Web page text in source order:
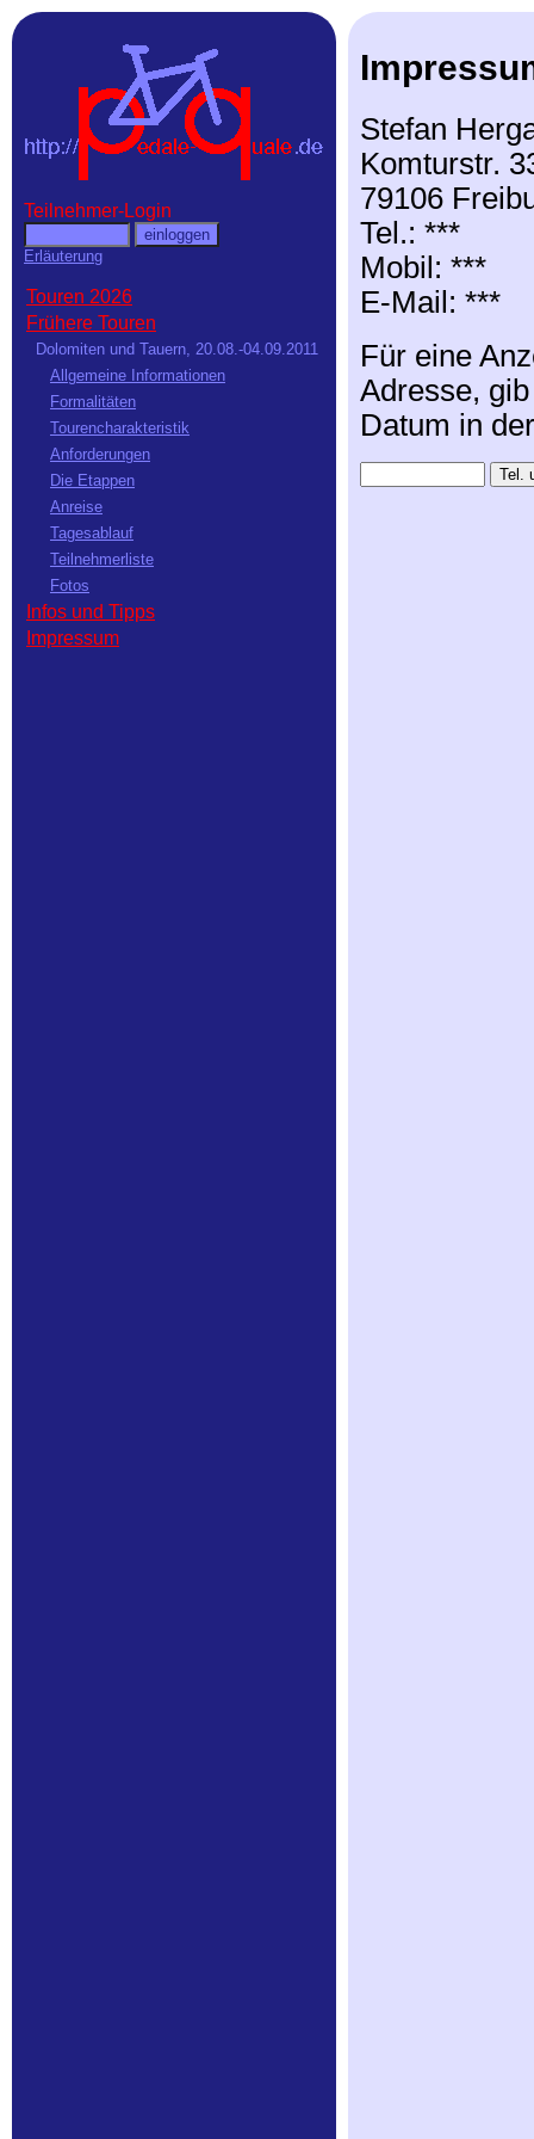
Stefan
Komturstr.
79106
Tel.: ***
Mobil: ***
E-Mail: ***
Für eine
Adresse,
Datum in
Teilnehmer-Login
Erläuterung
Touren 2026
Frühere Touren
Dolomiten und Tauern, 20.08.-04.09.2011
Allgemeine Informationen
Formalitäten
Tourencharakteristik
Anforderungen
Die Etappen
Anreise
Tagesablauf
Teilnehmerliste
Fotos
Infos und Tipps
Impressum